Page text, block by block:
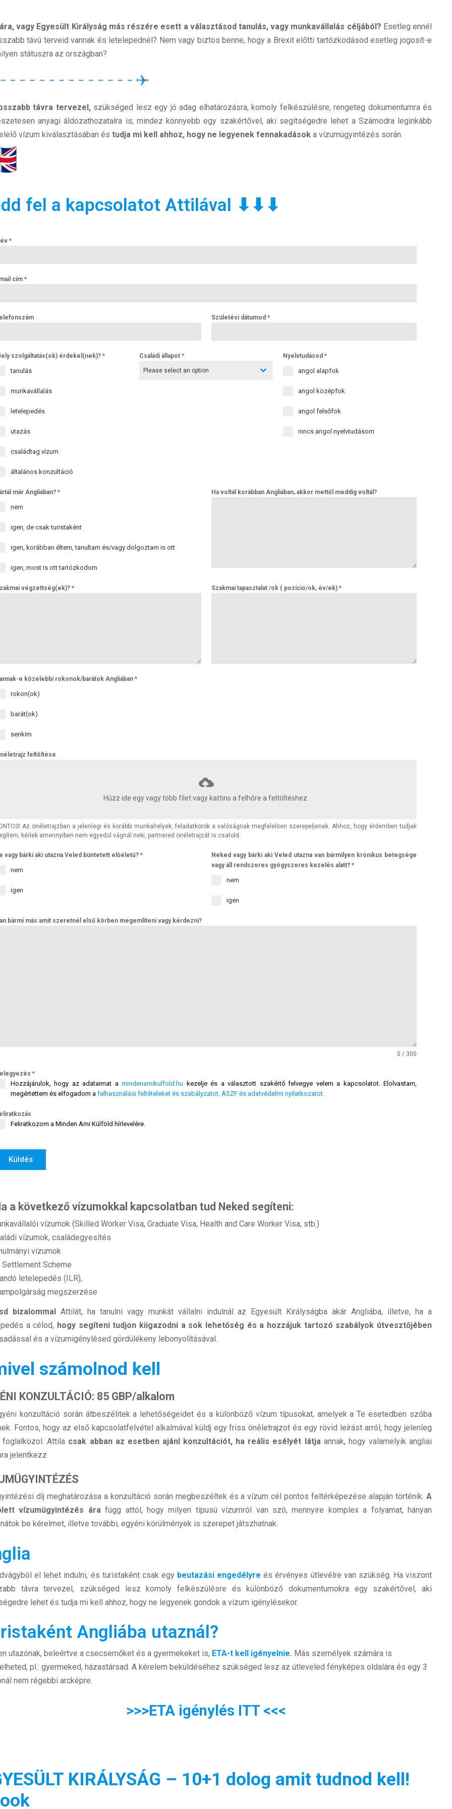
vagy Egyesült Királyság más részére esett a választásod tanulás, vagy munkavállalás céljából? Esetleg ennél
távú terveid vannak és letelepednél? Nem vagy biztos benne, hogy a Brexit előtti tartózkodásod esetleg jogosít-e
státuszra az országban?
távra tervezel,szükséged lesz egy jó adag elhatározásra, komoly felkészülésre, rengeteg dokumentumra és
anyagi áldozathozatalra is; mindez könnyebb egy szakértővel, aki segítségedre lehet a Számodra leginkább
vízum kiválasztásában és tudja mi kell ahhoz, hogy ne legyenek fennakadások a vízumügyintézés során.
fel a kapcsolatot Attilával ⬇⬇⬇
*
cím *
Születési dátumod *
szolgáltatás(ok) érdekel(nek)? *
tanulás
munkavállalás
letelepedés
utazás
családtag vízum
általános konzultáció
Családi állapot *
Please select an option
Nyelvtudásod *
angol alapfok
angol középfok
angol felsőfok
nincs angol nyelvtudásom
már Angliában? *
nem
igen, de csak turistaként
igen, korábban éltem, tanultam és/vagy dolgoztam is ott
igen, most is ott tartózkodom
Ha voltál korábban Angliában, akkor mettől meddig voltál?
végzettség(ek)? * Szakmai tapasztalat /ok ( pozíció/ok, év/ek) *
e közelebbi rokonok/barátok Angliában *
rokon(ok)
barát(ok)
senkim
feltöltése
Húzz ide egy vagy több filet vagy kattins a felhőre a feltöltéshez.
Az önéletrajzban a jelenlegi és korábbi munkahelyek, feladatkörök a valóságnak megfelelően szerepeljenek. Ahhoz, hogy érdemben tudjak
kérlek amennyiben nem egyedül vágnál neki, partnered önéletrajzát is csatold.
vagy bárki aki utazna Veled büntetett előéletű? *
nem
igen
Neked vagy bárki aki Veled utazna van bármilyen krónikus betegsége
vagy áll rendszeres gyógyszeres kezelés alatt? *
nem
igen
bármi más amit szeretnél első körben megemlíteni vagy kérdezni?
0 / 300
*
Hozzájárulok, hogy az adataimat amindenamikulfold.hu kezelje és a választott szakértő felvegye velem a kapcsolatot. Elolvastam,
megértettem és elfogadom a felhasználási feltételeket és szabályzatot, ÁSZF és adatvédelmi nyilatkozatot.
Feliratkozom a Minden Ami Külföld hírlevelére.
Küldés
a következő vízumokkal kapcsolatban tud Neked segíteni:
vízumok (Skilled Worker Visa, Graduate Visa, Health and Care Worker Visa, stb.)
vízumok, családegyesítés
vízumok
Settlement Scheme
letelepedés (ILR),
megszerzése
bizalommal Attilát, ha tanulni vagy munkát vállalni indulnál az Egyesült Királyságba akár Angliába, illetve, ha a
a célod, hogy segíteni tudjon kiigazodni a sok lehetőség és a hozzájuk tartozó szabályok útvesztőjében
és a vízumigénylésed gördülékeny lebonyolításával.
számolnod kell
KONZULTÁCIÓ: 85 GBP/alkalom
konzultáció során átbeszélitek a lehetőségeidet és a különböző vízum típusokat, amelyek a Te esetedben szóba
Fontos, hogy az első kapcsolatfelvétel alkalmával küldj egy friss önéletrajzot és egy rövid leírást arról, hogy jelenleg
foglalkozol. Attila csak abban az esetben ajánl konzultációt, ha reális esélyét látjaannak, hogy valamelyik angliai
jelentkezz.
díj meghatározása a konzultáció során megbeszéltek és a vízum cél pontos feltérképezése alapján történik. A
vízumügyintézés árafügg attól, hogy milyen típusú vízumról van szó, mennyire komplex a folyamat, hányan
be kérelmet, illetve további, egyéni körülmények is szerepet játszhatnak.
el lehet indulni, és turistaként csak egy beutazási engedélyre és érvényes útlevélre van szükség. Ha viszont
távra tervezel, szükséged lesz komoly felkészülésre és különböző dokumentumokra egy szakértővel, aki
lehet és tudja mi kell ahhoz, hogy ne legyenek gondok a vízum igénylésekor.
Angliába utaznál?
utazónak, beleértve a csecsemőket és a gyermekeket is, ETA-t kell igényelnie. Más személyek számára is
pl.: gyermeked, házastársad. A kérelem beküldéséhez szükséged lesz az útleveled fényképes oldalára és egy 3
nem régebbi arcképre.
>>>ETA igénylés ITT <<<
KIRÁLYSÁG – 10+1 dolog amit tudnod kell!